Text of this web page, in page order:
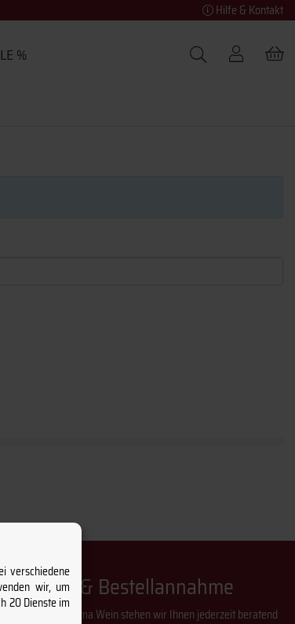
Hilfe & Kontakt
%
& Bestellannahme
rund um das Thema Wein stehen wir Ihnen jederzeit beratend
verschiedene
wir, um
20 Dienste im